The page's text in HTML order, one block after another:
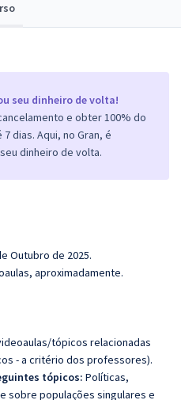
seu dinheiro de volta!
e obter 100% do
dias. Aqui, no Gran, é
dinheiro de volta.
Outubro de 2025.
aproximadamente.
tópicos relacionadas
- a critério dos professores).
tópicos: Políticas,
sobre populações singulares e